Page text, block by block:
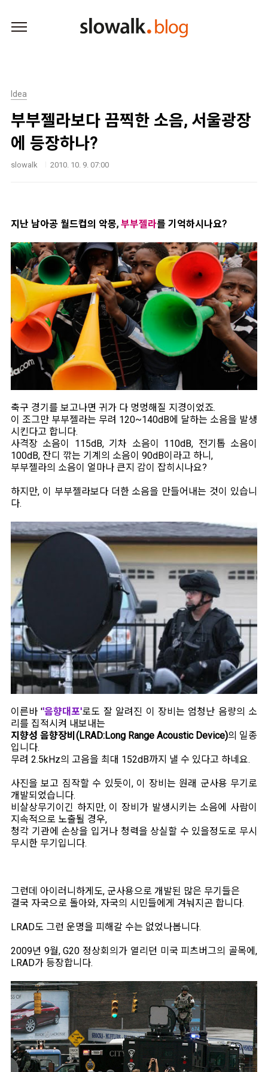
Idea
부부젤라보다 끔찍한 소음, 서울광장
에 등장하나?
slowalk 2010. 10. 9. 07:00
지난 남아공 월드컵의 악몽, 부부젤라를 기억하시나요?
축구 경기를 보고나면 귀가 다 멍멍해질 지경이었죠.
이 조그만 부부젤라는 무려 120~140dB에 달하는 소음을 발생
시킨다고 합니다.
사격장 소음이 115dB, 기차 소음이 110dB, 전기톱 소음이
100dB, 잔디 깎는 기계의 소음이 90dB이라고 하니,
부부젤라의 소음이 얼마나 큰지 감이 잡히시나요?
하지만, 이 부부젤라보다 더한 소음을 만들어내는 것이 있습니
다.
이른바 ''음향대포'로도 잘 알려진 이 장비는 엄청난 음량의 소
리를 집적시켜 내보내는
지향성 음향장비(LRAD:Long Range Acoustic Device)의 일종
입니다.
무려 2.5kHz의 고음을 최대 152dB까지 낼 수 있다고 하네요.
사진을 보고 짐작할 수 있듯이, 이 장비는 원래 군사용 무기로
개발되었습니다.
비살상무기이긴 하지만, 이 장비가 발생시키는 소음에 사람이
지속적으로 노출될 경우,
청각 기관에 손상을 입거나 청력을 상실할 수 있을정도로 무시
무시한 무기입니다.
그런데 아이러니하게도, 군사용으로 개발된 많은 무기들은
결국 자국으로 돌아와, 자국의 시민들에게 겨눠지곤 합니다.
LRAD도 그런 운명을 피해갈 수는 없었나봅니다.
2009년 9월, G20 정상회의가 열리던 미국 피츠버그의 골목에,
LRAD가 등장합니다.